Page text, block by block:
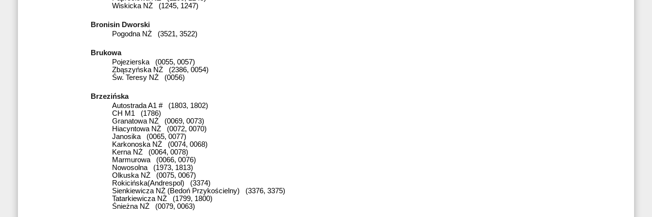
Wiskicka NŻ (1245, 1247)
Bronisin Dworski
Pogodna NŻ (3521, 3522)
Brukowa
Pojezierska (0055, 0057)
Zbąszyńska NŻ (2386, 0054)
Św. Teresy NŻ (0056)
Brzezińska
Autostrada A1 # (1803, 1802)
CH M1 (1786)
Granatowa NŻ (0069, 0073)
Hiacyntowa NŻ (0072, 0070)
Janosika (0065, 0077)
Karkonoska NŻ (0074, 0068)
Kerna NŻ (0064, 0078)
Marmurowa (0066, 0076)
Nowosolna (1973, 1813)
Olkuska NŻ (0075, 0067)
Rokicińska(Andrespol) (3374)
Sienkiewicza NŻ (Bedoń Przykościelny) (3376, 3375)
Tatarkiewicza NŻ (1799, 1800)
Śnieżna NŻ (0079, 0063)